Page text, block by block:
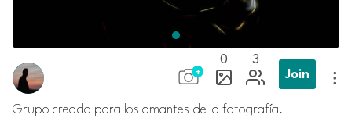
0
3
Join
Grupo creado para los amantes de la fotografía.